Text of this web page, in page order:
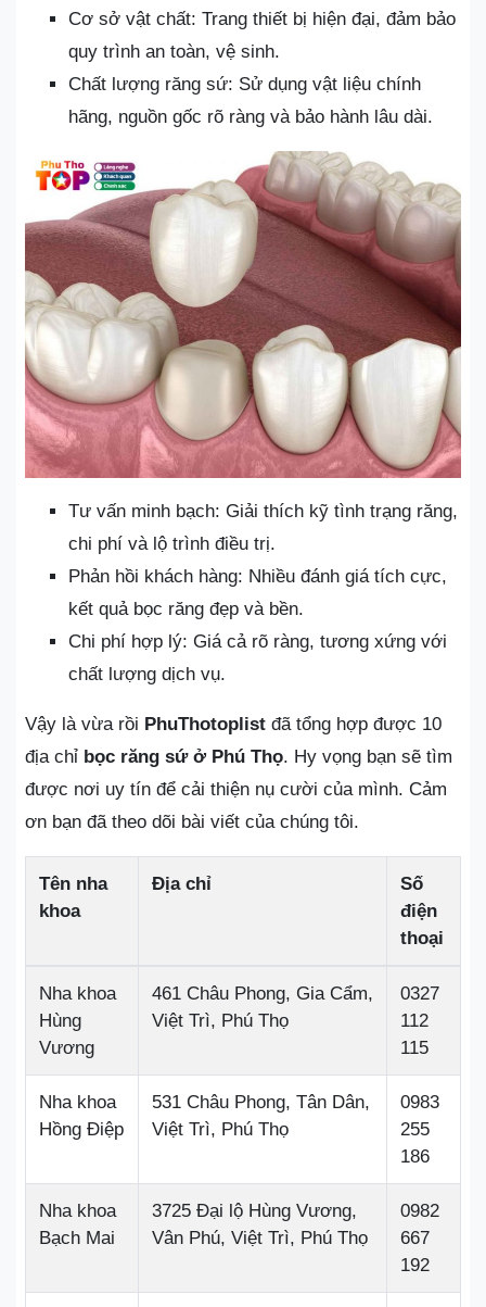
Cơ sở vật chất: Trang thiết bị hiện đại, đảm bảo
quy trình an toàn, vệ sinh.
Chất lượng răng sứ: Sử dụng vật liệu chính
hãng, nguồn gốc rõ ràng và bảo hành lâu dài.
Tư vấn minh bạch: Giải thích kỹ tình trạng răng,
chi phí và lộ trình điều trị.
Phản hồi khách hàng: Nhiều đánh giá tích cực,
kết quả bọc răng đẹp và bền.
Chi phí hợp lý: Giá cả rõ ràng, tương xứng với
chất lượng dịch vụ.
Vậy là vừa rồi PhuThotoplist đã tổng hợp được 10
địa chỉ bọc răng sứ ở Phú Thọ. Hy vọng bạn sẽ tìm
được nơi uy tín để cải thiện nụ cười của mình. Cảm
ơn bạn đã theo dõi bài viết của chúng tôi.
Tên nha
khoa
Địa chỉ
Số
điện
thoại
Nha khoa
Hùng
Vương
461 Châu Phong, Gia Cẩm,
Việt Trì, Phú Thọ
0327
112
115
Nha khoa
Hồng Điệp
531 Châu Phong, Tân Dân,
Việt Trì, Phú Thọ
0983
255
186
Nha khoa
Bạch Mai
3725 Đại lộ Hùng Vương,
Vân Phú, Việt Trì, Phú Thọ
0982
667
192